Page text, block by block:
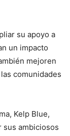
su apoyo a
un impacto
mejoren
comunidades
Kelp Blue,
sus ambiciosos